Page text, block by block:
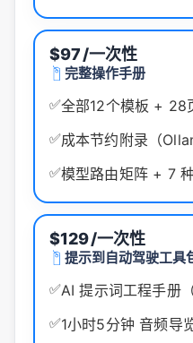
$97/一次性
完整操作手册
✅全部12个模板 + 28
✅成本节约附录（
✅模型路由矩阵 + 7
$129/一次性
提示到自动驾驶工具
✅AI 提示词工程手册
✅1小时5分钟 音频导